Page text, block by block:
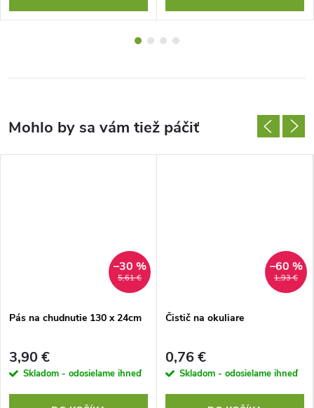
5,61 €
–30 %
Pás na chudnutie 130 x 24cm
3,90 €
Skladom - odosielame ihneď
1,93 €
–60 %
Čistič na okuliare
0,76 €
Skladom - odosielame ihneď